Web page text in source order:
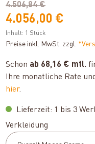
4.506,84 €
4.056,00 €
Inhalt: 1 Stück
Preise inkl. MwSt. zzgl.
Schon ab 68,16 € mtl.
Ihre monatliche Rate
hier.
Lieferzeit: 1 bis 3
Verkleidung